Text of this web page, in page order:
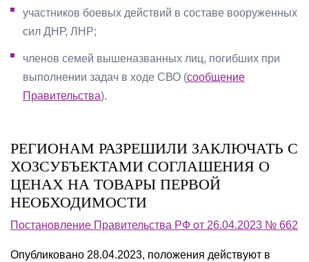
участников боевых действий в составе вооруженных
сил ДНР, ЛНР;
членов семей вышеназванных лиц, погибших при
выполнении задач в ходе СВО (сообщение
Правительства).
РЕГИОНАМ РАЗРЕШИЛИ ЗАКЛЮЧАТЬ С
ХОЗСУБЪЕКТАМИ СОГЛАШЕНИЯ О
ЦЕНАХ НА ТОВАРЫ ПЕРВОЙ
НЕОБХОДИМОСТИ
Постановление Правительства РФ от 26.04.2023 № 662
Опубликовано 28.04.2023, положения действуют в